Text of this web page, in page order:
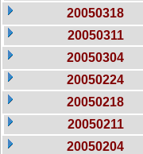
20050318
20050311
20050304
20050224
20050218
20050211
20050204